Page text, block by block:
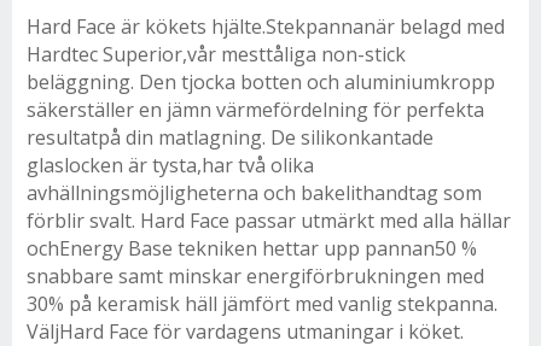
Hard Face är kökets hjälte.Stekpannanär belagd med
Hardtec Superior,vår mesttåliga non-stick
beläggning. Den tjocka botten och aluminiumkropp
säkerställer en jämn värmefördelning för perfekta
resultatpå din matlagning. De silikonkantade
glaslocken är tysta,har två olika
avhällningsmöjligheterna och bakelithandtag som
förblir svalt. Hard Face passar utmärkt med alla hällar
ochEnergy Base tekniken hettar upp pannan50 %
snabbare samt minskar energiförbrukningen med
30% på keramisk häll jämfört med vanlig stekpanna.
VäljHard Face för vardagens utmaningar i köket.